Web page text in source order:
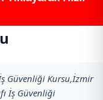
Güvenliği Kursu,İzmir
İş Güvenliği